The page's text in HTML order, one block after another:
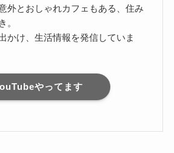
外とおしゃれカフェもある、住み
。
かけ、生活情報を発信していま
やってます